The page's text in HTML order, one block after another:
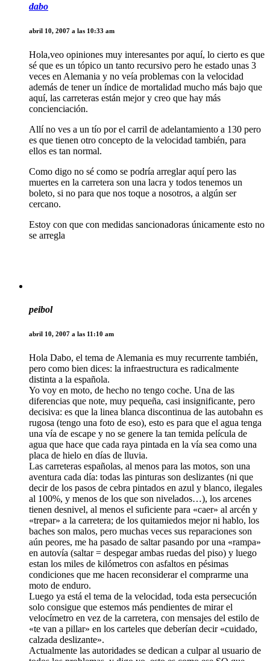
dabo
abril 10, 2007 a las 10:33 am
Hola,veo opiniones muy interesantes por aquí, lo cierto es que
sé que es un tópico un tanto recursivo pero he estado unas 3
veces en Alemania y no veía problemas con la velocidad
además de tener un índice de mortalidad mucho más bajo que
aquí, las carreteras están mejor y creo que hay más
concienciación.
Allí no ves a un tío por el carril de adelantamiento a 130 pero
es que tienen otro concepto de la velocidad también, para
ellos es tan normal.
Como digo no sé como se podría arreglar aquí pero las
muertes en la carretera son una lacra y todos tenemos un
boleto, si no para que nos toque a nosotros, a algún ser
cercano.
Estoy con que con medidas sancionadoras únicamente esto no
se arregla
peibol
abril 10, 2007 a las 11:10 am
Hola Dabo, el tema de Alemania es muy recurrente también,
pero como bien dices: la infraestructura es radicalmente
distinta a la española.
Yo voy en moto, de hecho no tengo coche. Una de las
diferencias que note, muy pequeña, casi insignificante, pero
decisiva: es que la linea blanca discontinua de las autobahn es
rugosa (tengo una foto de eso), esto es para que el agua tenga
una vía de escape y no se genere la tan temida película de
agua que hace que cada raya pintada en la vía sea como una
placa de hielo en días de lluvia.
Las carreteras españolas, al menos para las motos, son una
aventura cada día: todas las pinturas son deslizantes (ni que
decir de los pasos de cebra pintados en azul y blanco, ilegales
al 100%, y menos de los que son nivelados…), los arcenes
tienen desnivel, al menos el suficiente para «caer» al arcén y
«trepar» a la carretera; de los quitamiedos mejor ni hablo, los
baches son malos, pero muchas veces sus reparaciones son
aún peores, me ha pasado de saltar pasando por una «rampa»
en autovía (saltar = despegar ambas ruedas del piso) y luego
estan los miles de kilómetros con asfaltos en pésimas
condiciones que me hacen reconsiderar el comprarme una
moto de enduro.
Luego ya está el tema de la velocidad, toda esta persecución
solo consigue que estemos más pendientes de mirar el
velocímetro en vez de la carretera, con mensajes del estilo de
«te van a pillar» en los carteles que deberían decir «cuidado,
calzada deslizante».
Actualmente las autoridades se dedican a culpar al usuario de